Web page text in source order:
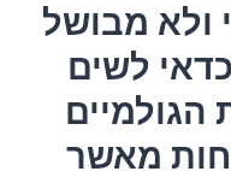
ולא מבושל
לשים
מאשר